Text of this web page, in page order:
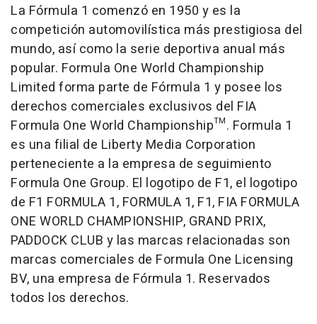
La Fórmula 1 comenzó en 1950 y es la
competición automovilística más prestigiosa del
mundo, así como la serie deportiva anual más
popular. Formula One World Championship
Limited forma parte de Fórmula 1 y posee los
derechos comerciales exclusivos del FIA
Formula One World Championship™. Formula 1
es una filial de Liberty Media Corporation
perteneciente a la empresa de seguimiento
Formula One Group. El logotipo de F1, el logotipo
de F1 FORMULA 1, FORMULA 1, F1, FIA FORMULA
ONE WORLD CHAMPIONSHIP, GRAND PRIX,
PADDOCK CLUB y las marcas relacionadas son
marcas comerciales de Formula One Licensing
BV, una empresa de Fórmula 1. Reservados
todos los derechos.